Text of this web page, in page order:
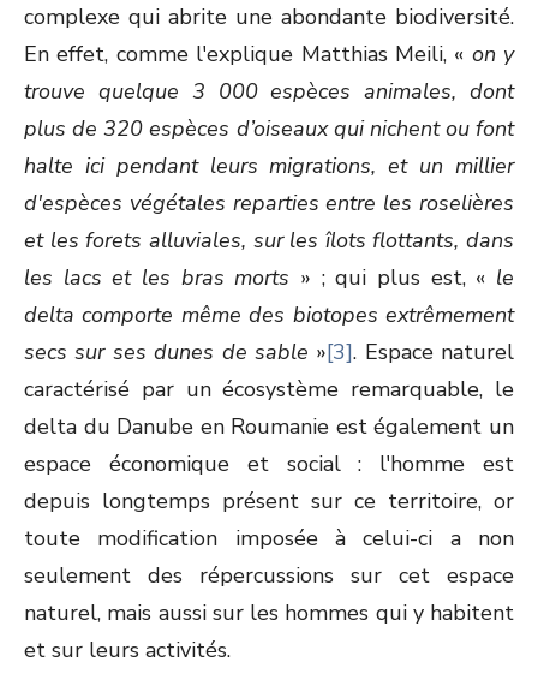
complexe qui abrite une abondante biodiversité.
En effet, comme l'explique Matthias Meili, « on y
trouve quelque 3 000 espèces animales, dont
plus de 320 espèces d’oiseaux qui nichent ou font
halte ici pendant leurs migrations, et un millier
d'espèces végétales reparties entre les roselières
et les forets alluviales, sur les îlots flottants, dans
les lacs et les bras morts » ; qui plus est, « le
delta comporte même des biotopes extrêmement
secs sur ses dunes de sable »[3]. Espace naturel
caractérisé par un écosystème remarquable, le
delta du Danube en Roumanie est également un
espace économique et social : l'homme est
depuis longtemps présent sur ce territoire, or
toute modification imposée à celui-ci a non
seulement des répercussions sur cet espace
naturel, mais aussi sur les hommes qui y habitent
et sur leurs activités.